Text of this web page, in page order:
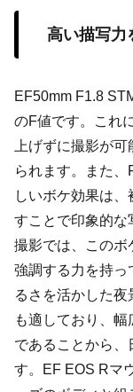
高い描写力
EF50mm F1.8
のF値です。これ
上げずに撮影が
られます。また
しいボケ効果は
すことで印象的な
撮影では、このボ
強調する力を持っ
るさを活かした
も適しており、
であることから
す。EF EOS Rマ